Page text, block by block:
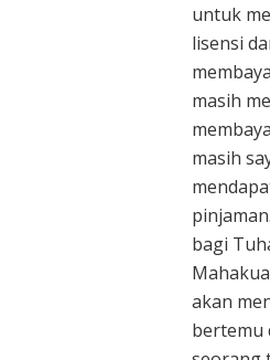
untuk
lisensi
masih
masih
bagi
akan
bertemu